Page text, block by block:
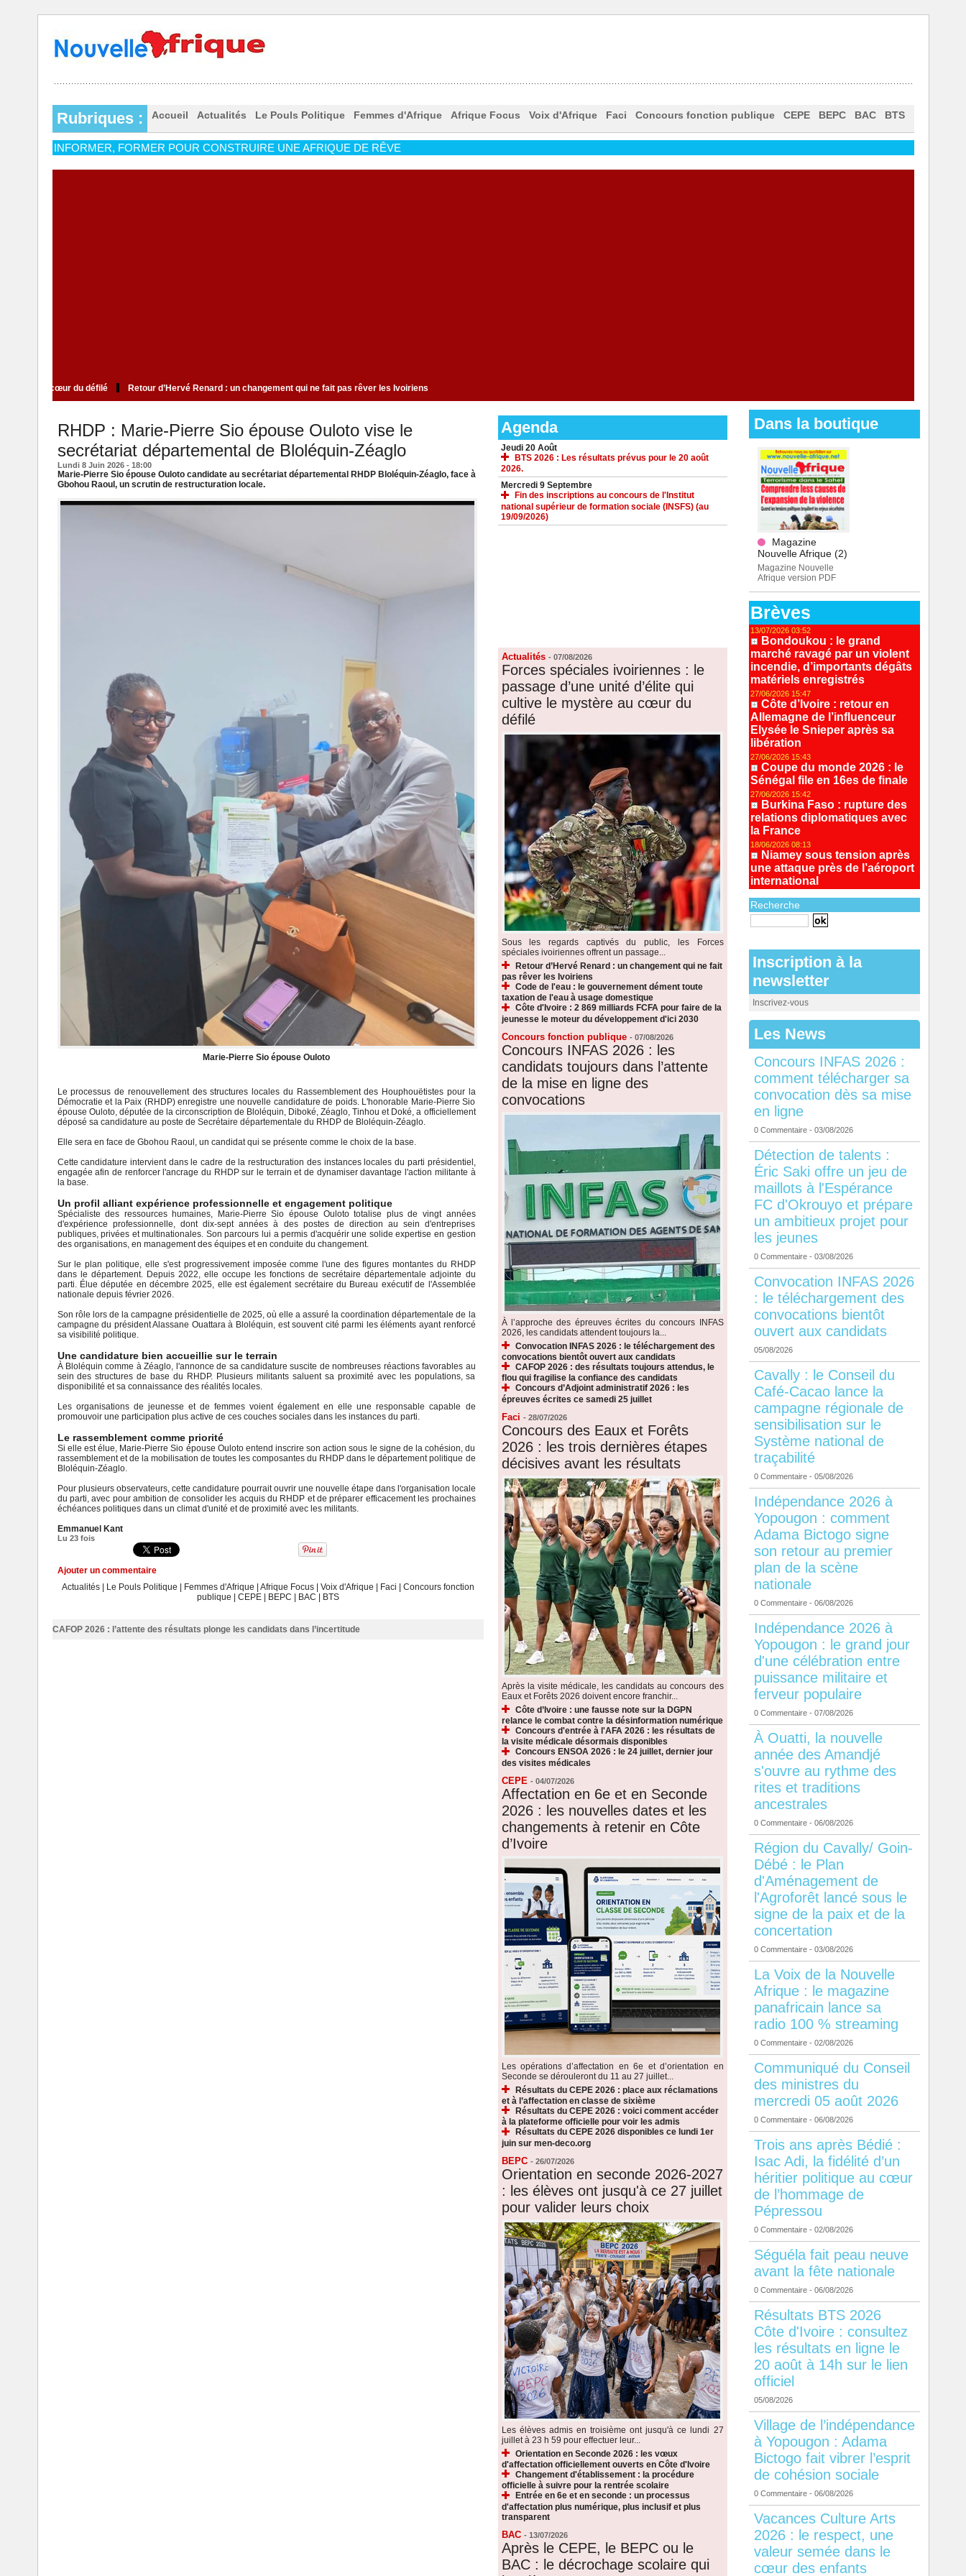
Rubriques : Accueil Actualités Le Pouls Politique Femmes d'Afrique Afrique Focus Voix d'Afrique Faci Concours fonction publique CEPE BEPC BAC BTS
INFORMER, FORMER POUR CONSTRUIRE UNE AFRIQUE DE RÊVE
qui cultive le mystère au cœur du défilé Retour d’Hervé Renard : un changement qui ne fait pas rêver les Ivoiriens
RHDP : Marie-Pierre Sio épouse Ouloto vise le
secrétariat départemental de Bloléquin-Zéaglo
Lundi 8 Juin 2026 - 18:00
Marie-Pierre Sio épouse Ouloto candidate au secrétariat départemental RHDP Bloléquin-Zéaglo, face à
Gbohou Raoul, un scrutin de restructuration locale.
Marie-Pierre Sio épouse Ouloto
Le processus de renouvellement des structures locales du Rassemblement des Houphouëtistes pour la
Démocratie et la Paix (RHDP) enregistre une nouvelle candidature de poids. L'honorable Marie-Pierre Sio
épouse Ouloto, députée de la circonscription de Bloléquin, Diboké, Zéaglo, Tinhou et Doké, a officiellement
déposé sa candidature au poste de Secrétaire départementale du RHDP de Bloléquin-Zéaglo.
Elle sera en face de Gbohou Raoul, un candidat qui se présente comme le choix de la base.
Cette candidature intervient dans le cadre de la restructuration des instances locales du parti présidentiel,
engagée afin de renforcer l'ancrage du RHDP sur le terrain et de dynamiser davantage l'action militante à
la base.
Un profil alliant expérience professionnelle et engagement politique
Spécialiste des ressources humaines, Marie-Pierre Sio épouse Ouloto totalise plus de vingt années
d'expérience professionnelle, dont dix-sept années à des postes de direction au sein d'entreprises
publiques, privées et multinationales. Son parcours lui a permis d'acquérir une solide expertise en gestion
des organisations, en management des équipes et en conduite du changement.
Sur le plan politique, elle s'est progressivement imposée comme l'une des figures montantes du RHDP
dans le département. Depuis 2022, elle occupe les fonctions de secrétaire départementale adjointe du
parti. Élue députée en décembre 2025, elle est également secrétaire du Bureau exécutif de l'Assemblée
nationale depuis février 2026.
Son rôle lors de la campagne présidentielle de 2025, où elle a assuré la coordination départementale de la
campagne du président Alassane Ouattara à Bloléquin, est souvent cité parmi les éléments ayant renforcé
sa visibilité politique.
Une candidature bien accueillie sur le terrain
À Bloléquin comme à Zéaglo, l'annonce de sa candidature suscite de nombreuses réactions favorables au
sein des structures de base du RHDP. Plusieurs militants saluent sa proximité avec les populations, sa
disponibilité et sa connaissance des réalités locales.
Les organisations de jeunesse et de femmes voient également en elle une responsable capable de
promouvoir une participation plus active de ces couches sociales dans les instances du parti.
Le rassemblement comme priorité
Si elle est élue, Marie-Pierre Sio épouse Ouloto entend inscrire son action sous le signe de la cohésion, du
rassemblement et de la mobilisation de toutes les composantes du RHDP dans le département politique de
Bloléquin-Zéaglo.
Pour plusieurs observateurs, cette candidature pourrait ouvrir une nouvelle étape dans l'organisation locale
du parti, avec pour ambition de consolider les acquis du RHDP et de préparer efficacement les prochaines
échéances politiques dans un climat d'unité et de proximité avec les militants.
Emmanuel Kant
Lu 23 fois
Ajouter un commentaire
Actualités
Le Pouls Politique Femmes d'Afrique Afrique Focus Voix d'Afrique Faci
Concours fonction
publique
CEPE BEPC BAC BTS
CAFOP 2026 : l’attente des résultats plonge les candidats dans l’incertitude
Agenda
Jeudi 20 Août
BTS 2026 : Les résultats prévus pour le 20 août
2026.
Mercredi 9 Septembre
Fin des inscriptions au concours de l'Institut
national supérieur de formation sociale (INSFS) (au
19/09/2026)
Actualités - 07/08/2026
Forces spéciales ivoiriennes : le
passage d’une unité d’élite qui
cultive le mystère au cœur du
défilé
Sous les regards captivés du public, les Forces
spéciales ivoiriennes offrent un passage...
Retour d’Hervé Renard : un changement qui ne fait
pas rêver les Ivoiriens
Code de l'eau : le gouvernement dément toute
taxation de l'eau à usage domestique
Côte d'Ivoire : 2 869 milliards FCFA pour faire de la
jeunesse le moteur du développement d'ici 2030
Concours fonction publique - 07/08/2026
Concours INFAS 2026 : les
candidats toujours dans l’attente
de la mise en ligne des
convocations
À l’approche des épreuves écrites du concours INFAS
2026, les candidats attendent toujours la...
Convocation INFAS 2026 : le téléchargement des
convocations bientôt ouvert aux candidats
CAFOP 2026 : des résultats toujours attendus, le
flou qui fragilise la confiance des candidats
Concours d’Adjoint administratif 2026 : les
épreuves écrites ce samedi 25 juillet
Faci - 28/07/2026
Concours des Eaux et Forêts
2026 : les trois dernières étapes
décisives avant les résultats
Après la visite médicale, les candidats au concours des
Eaux et Forêts 2026 doivent encore franchir...
Côte d’Ivoire : une fausse note sur la DGPN
relance le combat contre la désinformation numérique
Concours d'entrée à l'AFA 2026 : les résultats de
la visite médicale désormais disponibles
Concours ENSOA 2026 : le 24 juillet, dernier jour
des visites médicales
CEPE - 04/07/2026
Affectation en 6e et en Seconde
2026 : les nouvelles dates et les
changements à retenir en Côte
d’Ivoire
Les opérations d’affectation en 6e et d’orientation en
Seconde se dérouleront du 11 au 27 juillet...
Résultats du CEPE 2026 : place aux réclamations
et à l’affectation en classe de sixième
Résultats du CEPE 2026 : voici comment accéder
à la plateforme officielle pour voir les admis
Résultats du CEPE 2026 disponibles ce lundi 1er
juin sur men-deco.org
BEPC - 26/07/2026
Orientation en seconde 2026-2027
: les élèves ont jusqu'à ce 27 juillet
pour valider leurs choix
Les élèves admis en troisième ont jusqu'à ce lundi 27
juillet à 23 h 59 pour effectuer leur...
Orientation en Seconde 2026 : les vœux
d'affectation officiellement ouverts en Côte d'Ivoire
Changement d'établissement : la procédure
officielle à suivre pour la rentrée scolaire
Entrée en 6e et en seconde : un processus
d'affectation plus numérique, plus inclusif et plus
transparent
BAC - 13/07/2026
Après le CEPE, le BEPC ou le
BAC : le décrochage scolaire qui
Dans la boutique
Magazine
Nouvelle Afrique (2)
Magazine Nouvelle
Afrique version PDF
Brèves
13/07/2026 03:52
Bondoukou : le grand
marché ravagé par un violent
incendie, d’importants dégâts
matériels enregistrés
27/06/2026 15:47
Côte d’Ivoire : retour en
Allemagne de l’influenceur
Elysée le Snieper après sa
libération
27/06/2026 15:43
Coupe du monde 2026 : le
Sénégal file en 16es de finale
27/06/2026 15:42
Burkina Faso : rupture des
relations diplomatiques avec
la France
18/06/2026 08:13
Niamey sous tension après
une attaque près de l’aéroport
international
Recherche
Inscription à la
newsletter
Inscrivez-vous
Les News
Concours INFAS 2026 :
comment télécharger sa
convocation dès sa mise
en ligne
0 Commentaire - 03/08/2026
Détection de talents :
Éric Saki offre un jeu de
maillots à l'Espérance
FC d'Okrouyo et prépare
un ambitieux projet pour
les jeunes
0 Commentaire - 03/08/2026
Convocation INFAS 2026
: le téléchargement des
convocations bientôt
ouvert aux candidats
05/08/2026
Cavally : le Conseil du
Café-Cacao lance la
campagne régionale de
sensibilisation sur le
Système national de
traçabilité
0 Commentaire - 05/08/2026
Indépendance 2026 à
Yopougon : comment
Adama Bictogo signe
son retour au premier
plan de la scène
nationale
0 Commentaire - 06/08/2026
Indépendance 2026 à
Yopougon : le grand jour
d'une célébration entre
puissance militaire et
ferveur populaire
0 Commentaire - 07/08/2026
À Ouatti, la nouvelle
année des Amandjé
s'ouvre au rythme des
rites et traditions
ancestrales
0 Commentaire - 06/08/2026
Région du Cavally/ Goin-
Débé : le Plan
d'Aménagement de
l'Agroforêt lancé sous le
signe de la paix et de la
concertation
0 Commentaire - 03/08/2026
La Voix de la Nouvelle
Afrique : le magazine
panafricain lance sa
radio 100 % streaming
0 Commentaire - 02/08/2026
Communiqué du Conseil
des ministres du
mercredi 05 août 2026
0 Commentaire - 06/08/2026
Trois ans après Bédié :
Isac Adi, la fidélité d’un
héritier politique au cœur
de l’hommage de
Pépressou
0 Commentaire - 02/08/2026
Séguéla fait peau neuve
avant la fête nationale
0 Commentaire - 06/08/2026
Résultats BTS 2026
Côte d'Ivoire : consultez
les résultats en ligne le
20 août à 14h sur le lien
officiel
05/08/2026
Village de l’indépendance
à Yopougon : Adama
Bictogo fait vibrer l’esprit
de cohésion sociale
0 Commentaire - 06/08/2026
Vacances Culture Arts
2026 : le respect, une
valeur semée dans le
cœur des enfants